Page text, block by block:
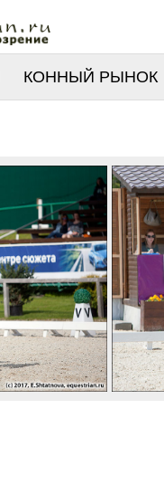
КОННЫЙ РЫНОК